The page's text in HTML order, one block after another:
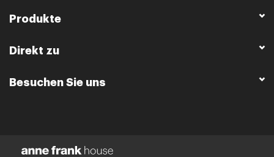
Produkte
Direkt zu
Besuchen Sie uns